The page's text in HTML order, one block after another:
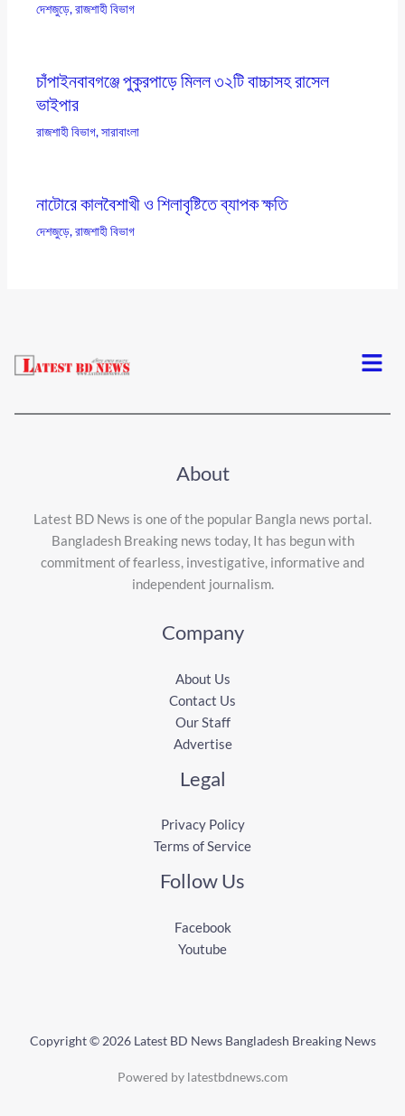
দেশজুড়ে,রাজশাহী বিভাগ
চাঁপাইনবাবগঞ্জে পুকুরপাড়ে মিলল ৩২টি বাচ্চাসহ রাসেল
ভাইপার
রাজশাহী বিভাগ,সারাবাংলা
নাটোরে কালবৈশাখী ও শিলাবৃষ্টিতে ব্যাপক ক্ষতি
দেশজুড়ে,রাজশাহী বিভাগ
Menu
About
Latest BD News is one of the popular Bangla news portal.
Bangladesh Breaking news today, It has begun with
commitment of fearless, investigative, informative and
independent journalism.
Company
About Us
Contact Us
Our Staff
Advertise
Legal
Privacy Policy
Terms of Service
Follow Us
Facebook
Youtube
Copyright © 2026 Latest BD News Bangladesh Breaking News
Powered by latestbdnews.com